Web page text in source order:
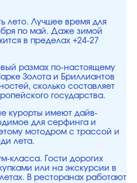
лето. Лучшее время для
по май. Даже зимой
в пределах +24-27
размах по-настоящему
Золота и Бриллиантов
сколько составляет
государства.
курорты имеют дайв-
для серфинга и
мотодром с трассой и
лета.
класса. Гости дорогих
или на экскурсии в
В ресторанах работают